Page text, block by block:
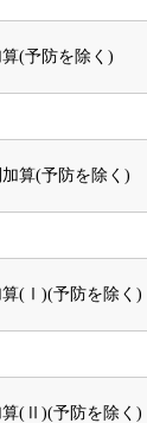
(予防を除く)
算(予防を除く)
算(Ⅰ)(予防を除く)
算(Ⅱ)(予防を除く)